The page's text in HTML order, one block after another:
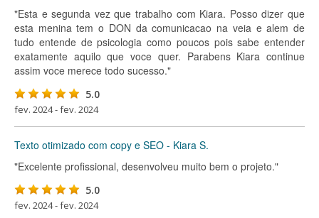
"Esta e segunda vez que trabalho com Kiara. Posso dizer que
esta menina tem o DON da comunicacao na veia e alem de
tudo entende de psicologia como poucos pois sabe entender
exatamente aquilo que voce quer. Parabens Kiara continue
assim voce merece todo sucesso."
5.0
fev. 2024 - fev. 2024
Texto otimizado com copy e SEO - Kiara S.
"Excelente profissional, desenvolveu muito bem o projeto."
5.0
fev. 2024 - fev. 2024